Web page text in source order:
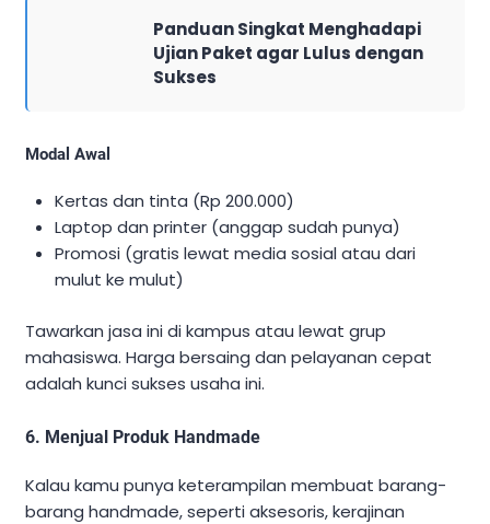
Panduan Singkat Menghadapi
Ujian Paket agar Lulus dengan
Sukses
Modal Awal
Kertas dan tinta (Rp 200.000)
Laptop dan printer (anggap sudah punya)
Promosi (gratis lewat media sosial atau dari
mulut ke mulut)
Tawarkan jasa ini di kampus atau lewat grup
mahasiswa. Harga bersaing dan pelayanan cepat
adalah kunci sukses usaha ini.
6. Menjual Produk Handmade
Kalau kamu punya keterampilan membuat barang-
barang handmade, seperti aksesoris, kerajinan